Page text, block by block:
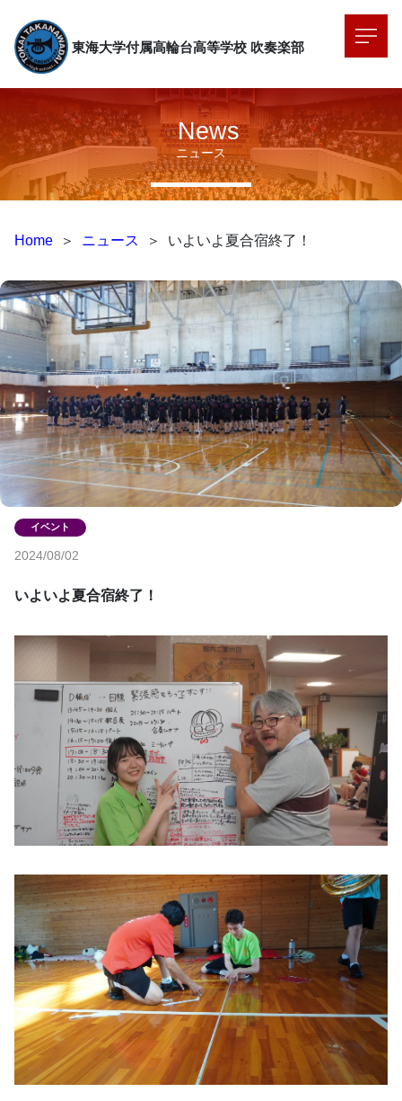
東海大学付属高輪台高等学校 吹奏楽部
ニュース
News
Home ＞ ニュース ＞ いよいよ夏合宿終了！
2024/08/02
いよいよ夏合宿終了！